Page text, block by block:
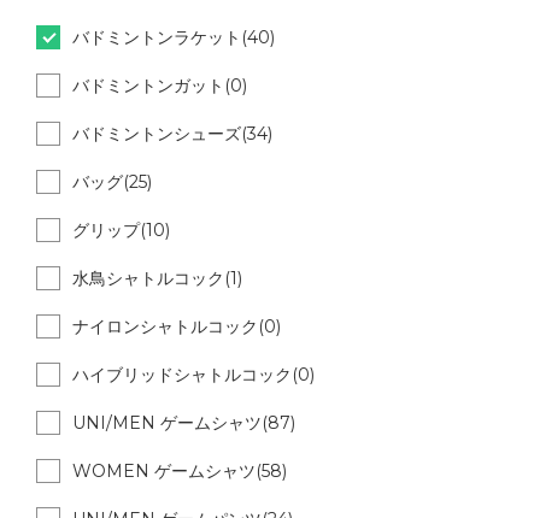
バドミントンラケット(40)
バドミントンガット(0)
バドミントンシューズ(34)
バッグ(25)
グリップ(10)
水鳥シャトルコック(1)
ナイロンシャトルコック(0)
ハイブリッドシャトルコック(0)
UNI/MEN ゲームシャツ(87)
WOMEN ゲームシャツ(58)